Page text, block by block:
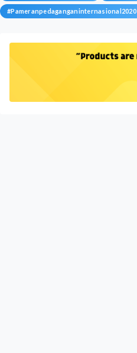
#Pameranpedaganganinternasional2020